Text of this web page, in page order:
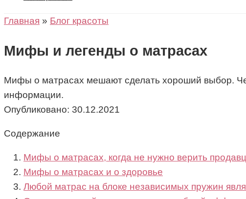
Главная » Блог красоты
Мифы и легенды о матрасах
Мифы о матрасах мешают сделать хороший выбор.
информации.
Опубликовано: 30.12.2021
Содержание
Мифы о матрасах, когда не нужно верить
Мифы о матрасах и о здоровье
Любой матрас на блоке независимых пружин